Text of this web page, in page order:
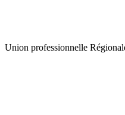
Union professionnelle